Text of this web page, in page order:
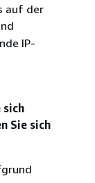
auf der
IP-
sich
Sie sich